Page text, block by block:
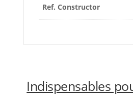
Ref. Constructor
Indispensables